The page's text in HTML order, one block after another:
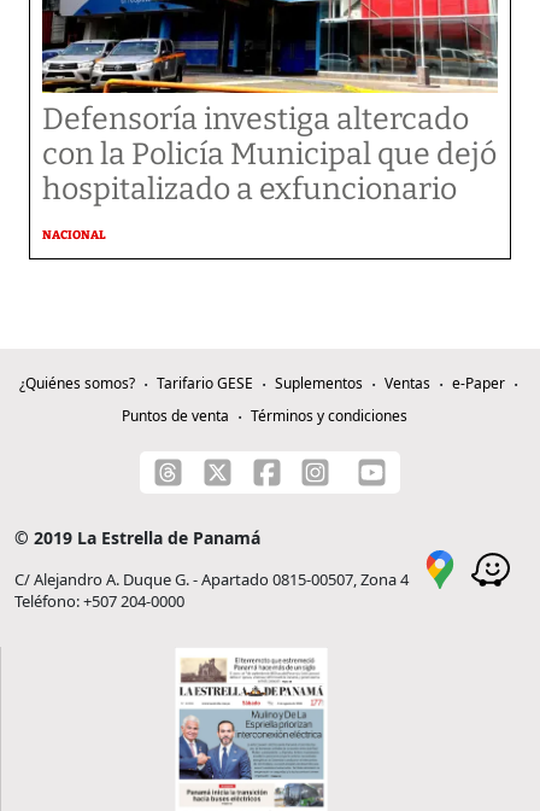
Defensoría investiga altercado
con la Policía Municipal que dejó
hospitalizado a exfuncionario
NACIONAL
¿Quiénes somos? Tarifario GESE Suplementos Ventas
e-Paper
Puntos de venta
Términos y condiciones
© 2019 La Estrella de Panamá
C/ Alejandro A. Duque G. - Apartado 0815-00507, Zona 4
Teléfono: +507 204-0000